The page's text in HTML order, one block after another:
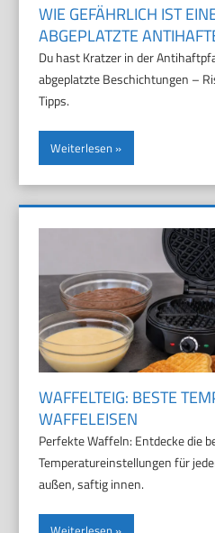
WIE GEFÄHRLICH IST
ABGEPLATZTE
Du hast Kratzer in der
abgeplatzte Beschichtungen –
Tipps.
Weiterlesen
WAFFELTEIG: BESTE
WAFFELEISEN
Perfekte Waffeln: Entdecke die
Temperatureinstellungen für
außen, saftig innen.